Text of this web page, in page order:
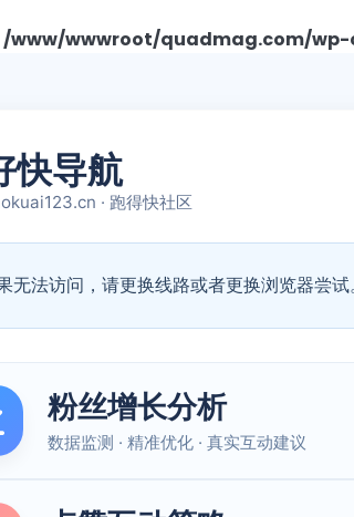
/www/wwwroot/quadmag.com/